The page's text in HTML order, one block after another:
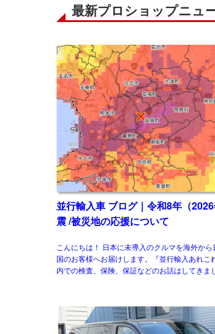
最新プロショップニュ
並行輸入車 ブログ｜令和8年（
震 /被災地の応援について
こんにちは！ 日本に未導入のクルマを海外か
国のお客様へお届けします。『並行輸入あれこ
内での検査、保険、保証などのお話はしてきま